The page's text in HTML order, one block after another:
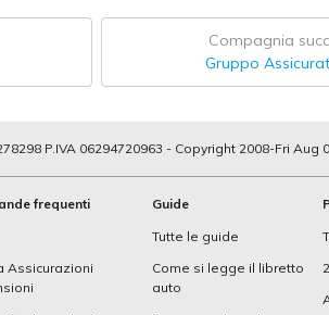
Compagnia
Gruppo
P.IVA 06294720963 - Copyright 2008-Fri Aug
frequenti
Assicurazioni
Guide
Tutte le guide
Come si legge il libretto
auto